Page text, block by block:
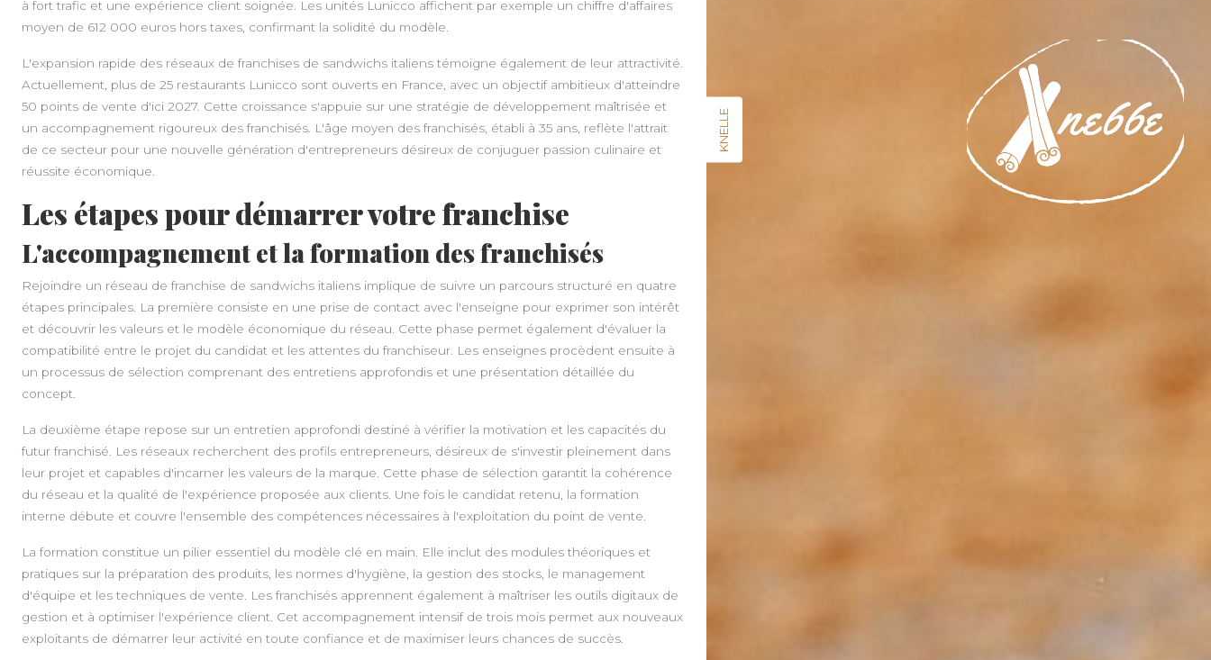
à fort trafic et une expérience client soignée. Les unités Lunicco affichent par exemple un chiffre d'affaires
moyen de 612 000 euros hors taxes, confirmant la solidité du modèle.
L'expansion rapide des réseaux de franchises de sandwichs italiens témoigne également de leur attractivité.
Actuellement, plus de 25 restaurants Lunicco sont ouverts en France, avec un objectif ambitieux d'atteindre
50 points de vente d'ici 2027. Cette croissance s'appuie sur une stratégie de développement maîtrisée et
un accompagnement rigoureux des franchisés. L'âge moyen des franchisés, établi à 35 ans, reflète l'attrait
de ce secteur pour une nouvelle génération d'entrepreneurs désireux de conjuguer passion culinaire et
réussite économique.
Les étapes pour démarrer votre franchise
L'accompagnement et la formation des franchisés
Rejoindre un réseau de franchise de sandwichs italiens implique de suivre un parcours structuré en quatre
étapes principales. La première consiste en une prise de contact avec l'enseigne pour exprimer son intérêt
et découvrir les valeurs et le modèle économique du réseau. Cette phase permet également d'évaluer la
compatibilité entre le projet du candidat et les attentes du franchiseur. Les enseignes procèdent ensuite à
un processus de sélection comprenant des entretiens approfondis et une présentation détaillée du
concept.
La deuxième étape repose sur un entretien approfondi destiné à vérifier la motivation et les capacités du
futur franchisé. Les réseaux recherchent des profils entrepreneurs, désireux de s'investir pleinement dans
leur projet et capables d'incarner les valeurs de la marque. Cette phase de sélection garantit la cohérence
du réseau et la qualité de l'expérience proposée aux clients. Une fois le candidat retenu, la formation
interne débute et couvre l'ensemble des compétences nécessaires à l'exploitation du point de vente.
La formation constitue un pilier essentiel du modèle clé en main. Elle inclut des modules théoriques et
pratiques sur la préparation des produits, les normes d'hygiène, la gestion des stocks, le management
d'équipe et les techniques de vente. Les franchisés apprennent également à maîtriser les outils digitaux de
gestion et à optimiser l'expérience client. Cet accompagnement intensif de trois mois permet aux nouveaux
exploitants de démarrer leur activité en toute confiance et de maximiser leurs chances de succès.
KNELLE